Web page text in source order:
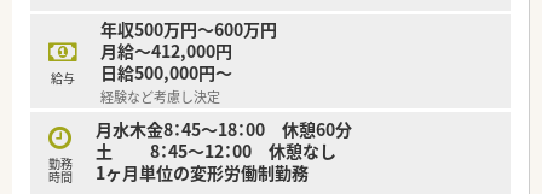
永続的に成長できる教育制度を多数用意しています。
大学病院での実務研修など、
医療機関と連携して学べる機会もあり、
医療人として成長ができます。
全国どの薬局で働いても、患者さまに選ばれる薬剤師を目指すこ
とができますよ。
給与
年収500万円～600万円
月給～412,000円
日給500,000円～
経験など考慮し決定
勤務
時間
月水木金8：45～18：00 休憩60分
土 8：45～12：00 休憩なし
1ヶ月単位の変形労働制勤務